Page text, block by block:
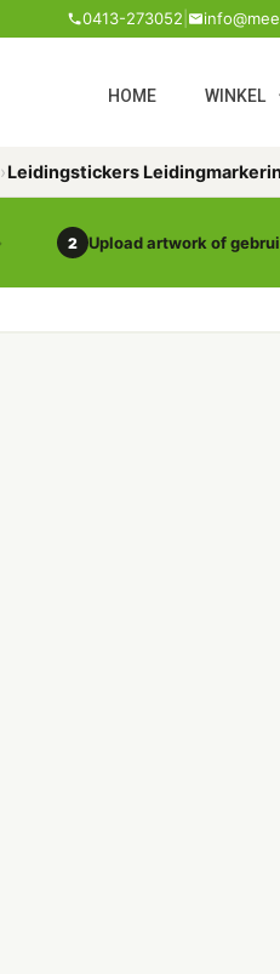
0413-273052
HOME WINKEL
›Leidingstickers
2 Upload artwork of